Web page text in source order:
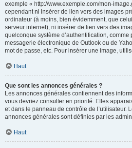
exemple « http://www.exemple.com/mon-
cependant ni insérer de lien vers des images
ordinateur (à moins, bien évidemment, que
serveur internet), ni insérer de lien vers des
quelconque système d’authentification,
messagerie électronique de Outlook ou de
mot de passe, etc. Pour insérer une image,
Haut
Que sont les annonces générales ?
Les annonces générales contiennent des
vous devriez consulter en priorité. Elles
et dans le panneau de contrôle de l’utilisateur.
annonces générales sont définies par les
Haut